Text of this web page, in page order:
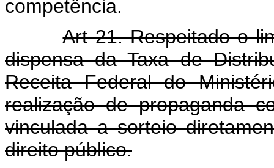
competência.
Art 21. Respeitado o
dispensa da Taxa de
Receita Federal do
realização de propaganda
vinculada a sorteio
direito público.